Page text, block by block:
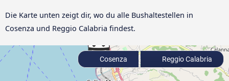
Die Karte unten zeigt dir, wo du alle Bushaltestellen in
Cosenza und Reggio Calabria findest.
Cosenza Reggio Calabria